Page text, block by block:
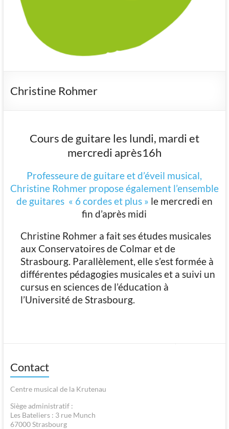
Christine Rohmer
Cours de guitare les lundi, mardi et
mercredi après16h
Professeure de guitare et d’éveil musical,
Christine Rohmerpropose également l’ensemble
de guitares « 6 cordes et plus » le mercredi en
fin d’après midi
Christine Rohmer a fait ses études musicales
aux Conservatoires de Colmar et de
Strasbourg. Parallèlement, elle s’est formée à
différentes pédagogies musicales et a suivi un
cursus en sciences de l’éducation à
l’Université de Strasbourg.
Contact
Centre musical de la Krutenau
Siège administratif :
Les Bateliers : 3 rue Munch
67000 Strasbourg